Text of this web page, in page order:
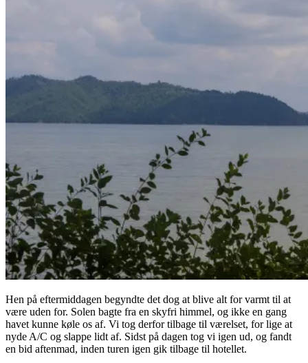
Hen på eftermiddagen begyndte det dog at blive alt for varmt til at
være uden for. Solen bagte fra en skyfri himmel, og ikke en gang
havet kunne køle os af. Vi tog derfor tilbage til værelset, for lige at
nyde A/C og slappe lidt af. Sidst på dagen tog vi igen ud, og fandt
en bid aftenmad, inden turen igen gik tilbage til hotellet.